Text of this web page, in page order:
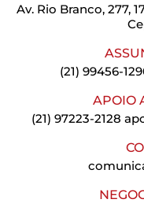
Av. Rio Branco, 277,
(21) 99456-
APOIO
(21) 97223-2128